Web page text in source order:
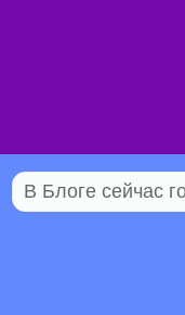
В Блоге сейчас